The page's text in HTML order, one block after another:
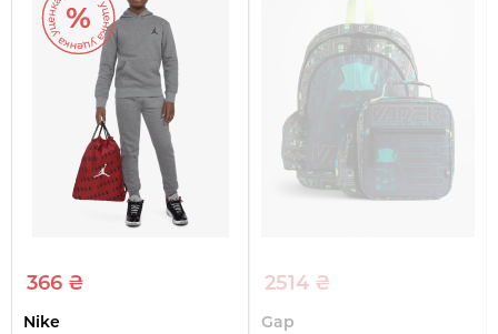
366 ₴
Nike
2514 ₴
Gap